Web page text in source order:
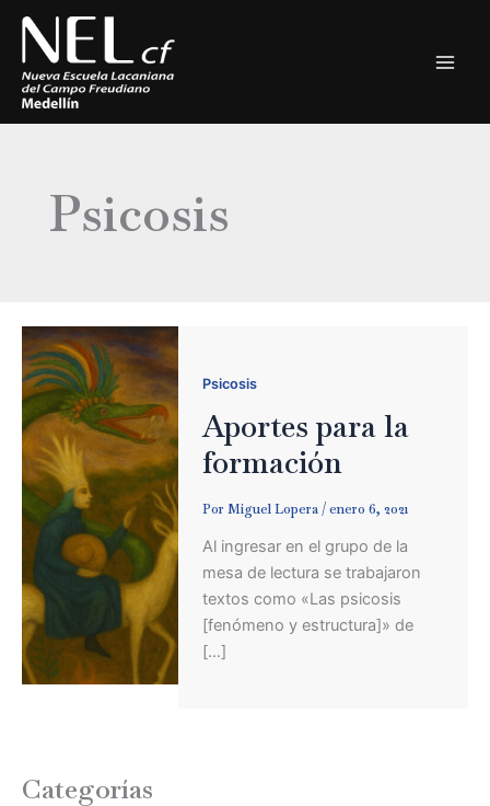
contenido
Psicosis
Psicosis
Aportes para la
formación
Por Miguel Lopera / enero 6, 2021
Al ingresar en el grupo de la
mesa de lectura se trabajaron
textos como «Las psicosis
[fenómeno y estructura]» de
[…]
Categorías